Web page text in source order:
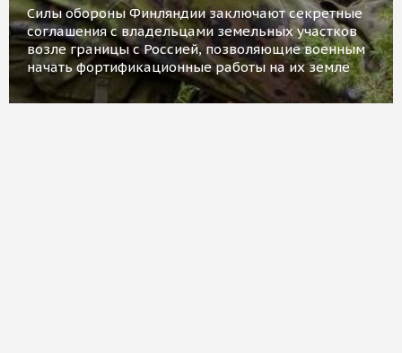
Силы обороны Финляндии заключают секретные
соглашения с владельцами земельных участков
возле границы с Россией, позволяющие военным
начать фортификационные работы на их земле